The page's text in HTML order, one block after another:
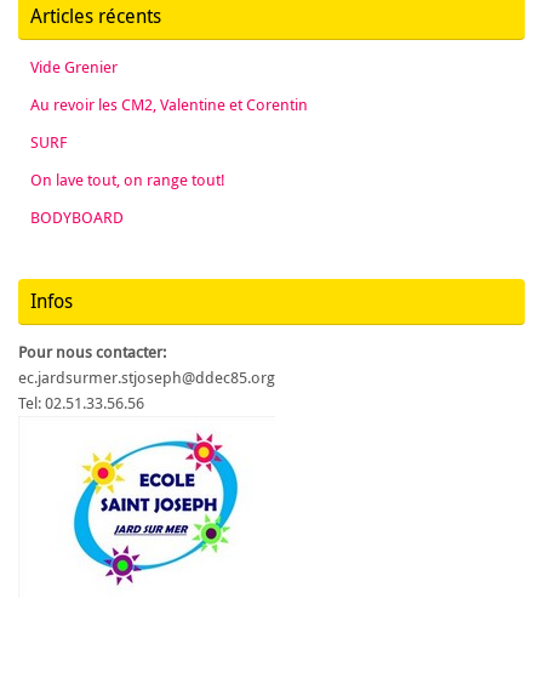
Articles récents
Vide Grenier
Au revoir les CM2, Valentine et Corentin
SURF
On lave tout, on range tout!
BODYBOARD
Infos
Pour nous contacter:
ec.jardsurmer.stjoseph@ddec85.org
Tel: 02.51.33.56.56